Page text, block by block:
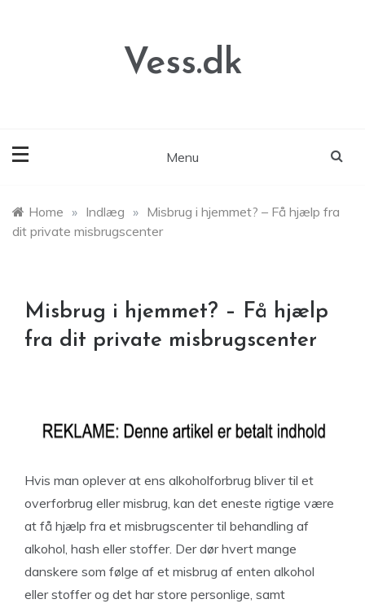
Vess.dk
Menu
Home » Indlæg » Misbrug i hjemmet? – Få hjælp fra
dit private misbrugscenter
Misbrug i hjemmet? – Få hjælp
fra dit private misbrugscenter
Hvis man oplever at ens alkoholforbrug bliver til et
overforbrug eller misbrug, kan det eneste rigtige være
at få hjælp fra et misbrugscenter til behandling af
alkohol, hash eller stoffer. Der dør hvert mange
danskere som følge af et misbrug af enten alkohol
eller stoffer og det har store personlige, samt